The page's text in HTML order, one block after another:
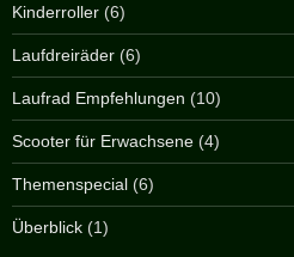
Kinderroller (6)
Laufdreiräder (6)
Laufrad Empfehlungen (10)
Scooter für Erwachsene (4)
Themenspecial (6)
Überblick (1)